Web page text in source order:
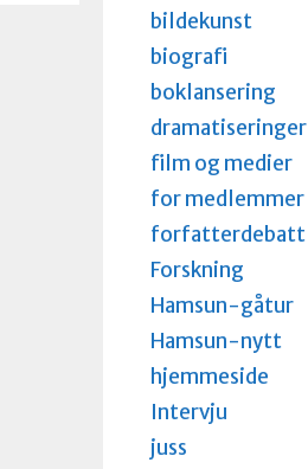
bildekunst
biografi
boklansering
dramatiseringer
film og medier
for medlemmer
forfatterdebatt
Forskning
Hamsun-gåtur
Hamsun-nytt
hjemmeside
Intervju
juss